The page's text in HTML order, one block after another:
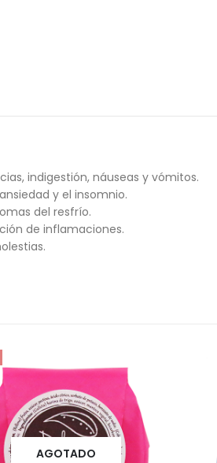
indigestión, náuseas y vómitos.
y el insomnio.
del resfrío.
de inflamaciones.
AGOTADO